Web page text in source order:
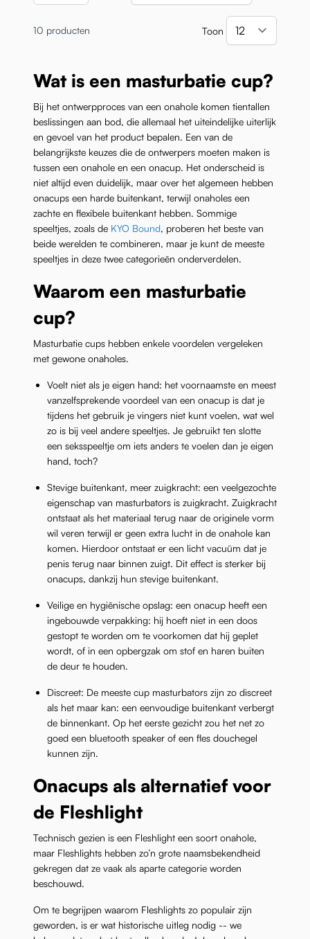
10 producten Toon
Wat is een masturbatie cup?
Bij het ontwerpproces van een onahole komen tientallen
beslissingen aan bod, die allemaal het uiteindelijke uiterlijk
en gevoel van het product bepalen. Een van de
belangrijkste keuzes die de ontwerpers moeten maken is
tussen een onahole en een onacup. Het onderscheid is
niet altijd even duidelijk, maar over het algemeen hebben
onacups een harde buitenkant, terwijl onaholes een
zachte en flexibele buitenkant hebben. Sommige
speeltjes, zoals de KYO Bound, proberen het beste van
beide werelden te combineren, maar je kunt de meeste
speeltjes in deze twee categorieën onderverdelen.
Waarom een masturbatie
cup?
Masturbatie cups hebben enkele voordelen vergeleken
met gewone onaholes.
Voelt niet als je eigen hand: het voornaamste en meest
vanzelfsprekende voordeel van een onacup is dat je
tijdens het gebruik je vingers niet kunt voelen, wat wel
zo is bij veel andere speeltjes. Je gebruikt ten slotte
een seksspeeltje om iets anders te voelen dan je eigen
hand, toch?
Stevige buitenkant, meer zuigkracht: een veelgezochte
eigenschap van masturbators is zuigkracht. Zuigkracht
ontstaat als het materiaal terug naar de originele vorm
wil veren terwijl er geen extra lucht in de onahole kan
komen. Hierdoor ontstaat er een licht vacuüm dat je
penis terug naar binnen zuigt. Dit effect is sterker bij
onacups, dankzij hun stevige buitenkant.
Veilige en hygiënische opslag: een onacup heeft een
ingebouwde verpakking: hij hoeft niet in een doos
gestopt te worden om te voorkomen dat hij geplet
wordt, of in een opbergzak om stof en haren buiten
de deur te houden.
Discreet: De meeste cup masturbators zijn zo discreet
als het maar kan: een eenvoudige buitenkant verbergt
de binnenkant. Op het eerste gezicht zou het net zo
goed een bluetooth speaker of een fles douchegel
kunnen zijn.
Onacups als alternatief voor
de Fleshlight
Technisch gezien is een Fleshlight een soort onahole,
maar Fleshlights hebben zo’n grote naamsbekendheid
gekregen dat ze vaak als aparte categorie worden
beschouwd.
Om te begrijpen waarom Fleshlights zo populair zijn
geworden, is er wat historische uitleg nodig -- we